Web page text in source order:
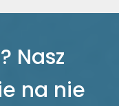
Nasz
na nie